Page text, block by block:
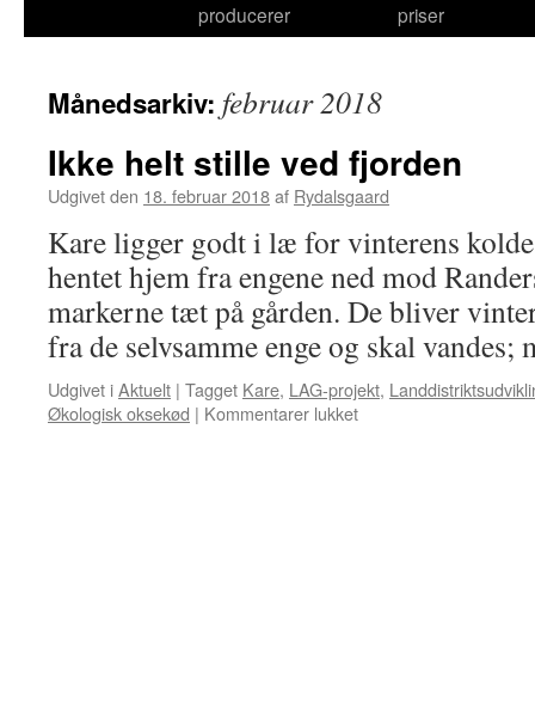
producerer
priser
Månedsarkiv: februar 2018
Ikke helt stille ved fjorden
Udgivet den 18. februar 2018af Rydalsgaard
Kare ligger godt i læ for vinterens
hentet hjem fra engene ned mod
markerne tæt på gården. De bliver
fra de selvsamme enge og skal
Udgivet iAktuelt | Tagget Kare, LAG-projekt,
Økologisk oksekød | Kommentarer lukket